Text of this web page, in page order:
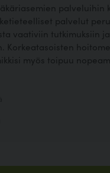
palveluihin
palvelut
vaativiin tutkimuksiin ja
Korkeatasoisten
myös toipuu